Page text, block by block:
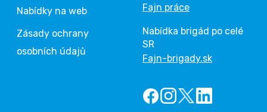
Nabídky na web
Zásady ochrany
osobních údajů
Fajn práce
Nabídka brigád po celé
SR
Fajn-brigady.sk